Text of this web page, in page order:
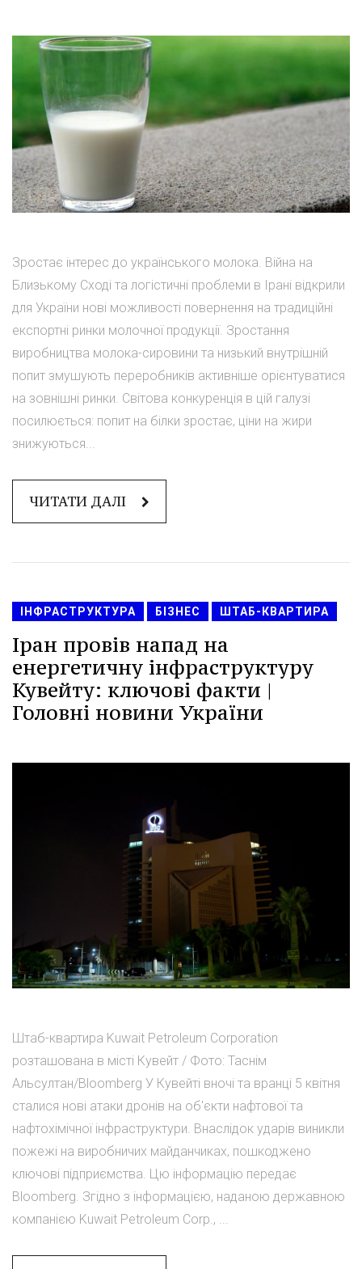
Зростає інтерес до українського молока. Війна на
Близькому Сході та логістичні проблеми в Ірані відкрили
для України нові можливості повернення на традиційні
експортні ринки молочної продукції. Зростання
виробництва молока-сировини та низький внутрішній
попит змушують переробників активніше орієнтуватися
на зовнішні ринки. Світова конкуренція в цій галузі
посилюється: попит на білки зростає, ціни на жири
знижуються...
ЧИТАТИ ДАЛІ
ІНФРАСТРУКТУРА БІЗНЕС ШТАБ-КВАРТИРА
Іран провів напад на
енергетичну інфраструктуру
Кувейту: ключові факти |
Головні новини України
Штаб-квартира Kuwait Petroleum Corporation
розташована в місті Кувейт / Фото: Таснім
Альсултан/Bloomberg У Кувейті вночі та вранці 5 квітня
сталися нові атаки дронів на об'єкти нафтової та
нафтохімічної інфраструктури. Внаслідок ударів виникли
пожежі на виробничих майданчиках, пошкоджено
ключові підприємства. Цю інформацію передає
Bloomberg. Згідно з інформацією, наданою державною
компанією Kuwait Petroleum Corp., ...